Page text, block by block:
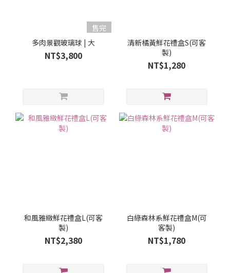
售完
多肉景觀玻璃球 | 大
NT$3,800
清新橘黃鮮花禮盒S(可客
製)
NT$1,280
和風雅緻鮮花禮盒L(可客
製)
NT$2,380
白綠森林系鮮花禮盒M(可
客製)
NT$1,780